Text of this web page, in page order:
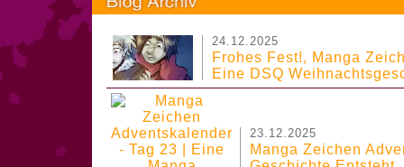
24.12.2025
Frohes Fest!, Manga
Eine DSQ
23.12.2025
Manga Zeichen